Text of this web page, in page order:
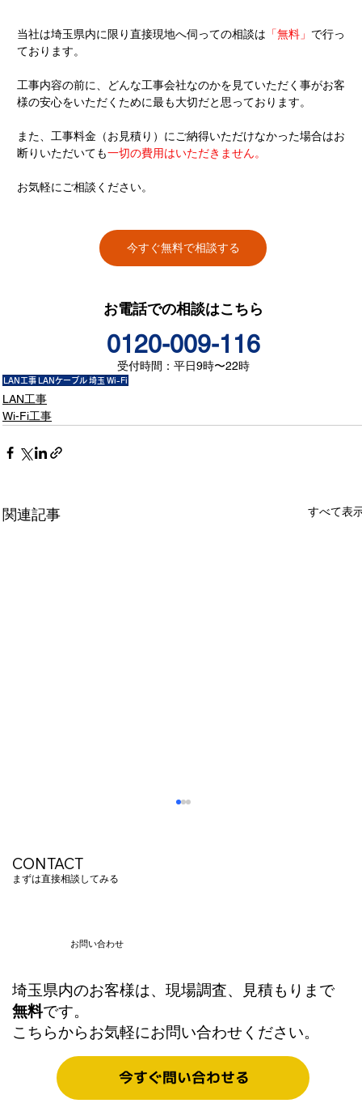
当社は埼玉県内に限り直接現地へ伺っての相談は 「無料」 で行っ
ております。
工事内容の前に、どんな工事会社なのかを見ていただく事がお客
様の安心をいただくために最も大切だと思っております。
また、工事料金（お見積り）にご納得いただけなかった場合はお
断りいただいても一切の費用はいただきません。
お気軽にご相談ください。
今すぐ無料で相談する
お電話での相談はこちら
0120-009-116
受付時間：平日9時〜22時
LAN工事 LANケーブル 埼玉 Wi-Fi
LAN工事
Wi-Fi工事
関連記事 すべて表
20年の経験と実績で解決。施設別・失敗
しないWi-Fi構築とネットワーク基盤の作
り方
CONTACT
まずは直接相談してみる
お問い合わせ
埼玉県内のお客様は、現場調査、見積もりまで
無料です。
こちらからお気軽にお問い合わせください。
今すぐ問い合わせる